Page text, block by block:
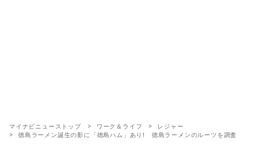
マイナビニューストップ ワーク＆ライフ
レジャー
徳島ラーメン誕生の影に「徳島ハム」あり! 徳島ラーメンのルーツを調査